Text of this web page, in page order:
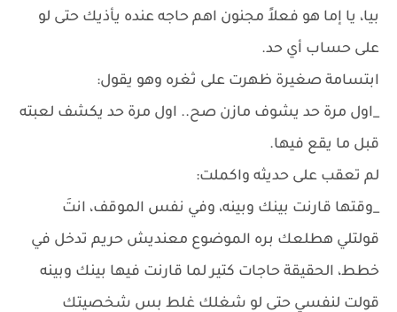
بيا، يا إما هو فعلاً مجنون اهم حاجه عنده يأذيك حتى لو
على حساب أي حد.
ابتسامة صغيرة ظهرت على ثغره وهو يقول:
_اول مرة حد يشوف مازن صح.. اول مرة حد يكشف لعبته
قبل ما يقع فيها.
لم تعقب على حديثه واكملت:
_وقتها قارنت بينك وبينه، وفي نفس الموقف، انتَ
قولتلي هطلعك بره الموضوع معنديش حريم تدخل في
خطط، الحقيقة حاجات كتير لما قارنت فيها بينك وبينه
قولت لنفسي حتى لو شغلك غلط بس شخصيتك